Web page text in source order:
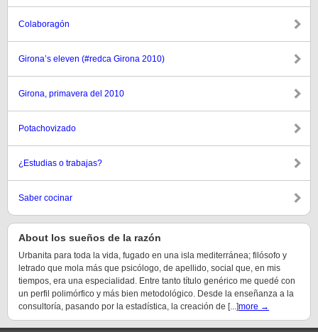
Colaboragón
Girona’s eleven (#redca Girona 2010)
Girona, primavera del 2010
Potachovizado
¿Estudias o trabajas?
Saber cocinar
About los sueños de la razón
Urbanita para toda la vida, fugado en una isla mediterránea; filósofo y
letrado que mola más que psicólogo, de apellido, social que, en mis
tiempos, era una especialidad. Entre tanto título genérico me quedé con
un perfil polimórfico y más bien metodológico. Desde la enseñanza a la
consultoría, pasando por la estadística, la creación de [...]more →